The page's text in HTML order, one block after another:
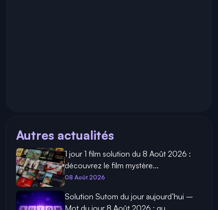
Autres actualités
1 jour 1 film solution du 8 Août 2026 :
découvrez le film mystère...
08 Août 2026
Solution Sutom du jour aujourd’hui –